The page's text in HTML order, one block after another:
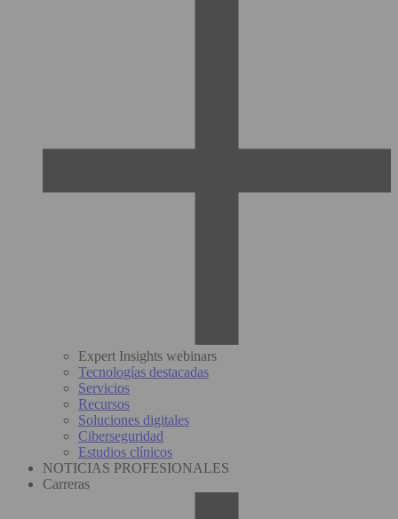
Expert Insights webinars
Tecnologías destacadas
Servicios
Recursos
Soluciones digitales
Ciberseguridad
Estudios clínicos
NOTICIAS PROFESIONALES
Carreras